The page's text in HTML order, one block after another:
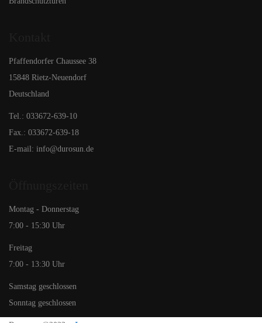
Pfaffendorfer Chaussee 38
15848 Rietz-Neuendorf
Deutschland
Tel.: 033672-639-10
Fax.: 033672-639-18
E-mail: info@durosun.de
Montag - Donnerstag
7:00 - 15:30 Uhr
Freitag
7:00 - 13:30 Uhr
Samstag geschlossen
Sonntag geschlossen